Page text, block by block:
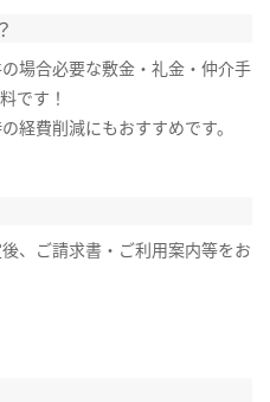
場合必要な敷金・礼金・仲介手
です！
経費削減にもおすすめです。
、ご請求書・ご利用案内等をお